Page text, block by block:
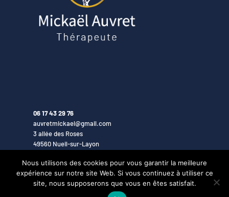
06 17 43 29 76
auvretmickael@gmail.com
3 allée des Roses
49560 Nueil-sur-Layon
Conception :Terrede Pixels -Mentions légales
Nous utilisons des cookies pour vous garantir la meilleure
expérience sur notre site Web. Si vous continuez à utiliser ce
site, nous supposerons que vous en êtes satisfait.